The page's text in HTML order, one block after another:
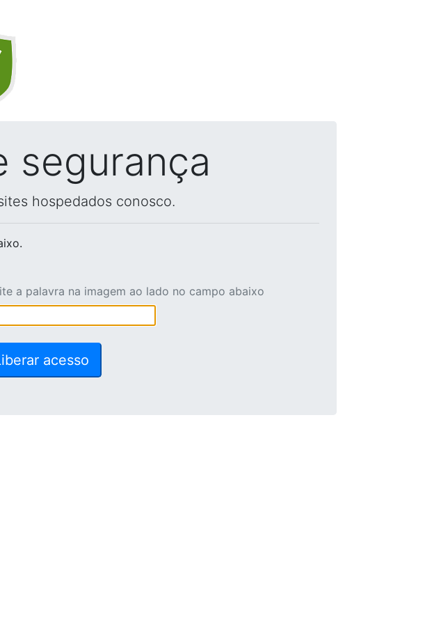
segurança
hospedados conosco.
a palavra na imagem ao lado no campo abaixo